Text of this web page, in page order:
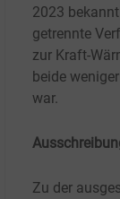
2023
getrennte
zur Kraft-
beide
war.
Zu der